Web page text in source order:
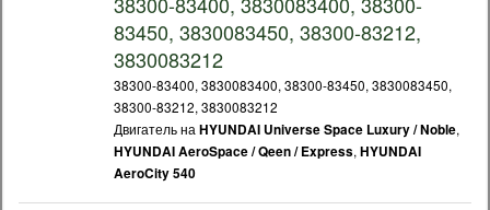
83450, 3830083450, 38300-83212,
3830083212
38300-83400, 3830083400, 38300-83450, 3830083450,
38300-83212, 3830083212
Двигатель на HYUNDAI Universe Space Luxury / Noble,
HYUNDAI AeroSpace / Qeen / Express, HYUNDAI
AeroCity 540